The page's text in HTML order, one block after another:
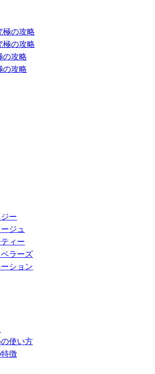
極の攻略
極の攻略
の攻略
の攻略
ー
ジュ
ィー
ラーズ
ション
使い方
徴